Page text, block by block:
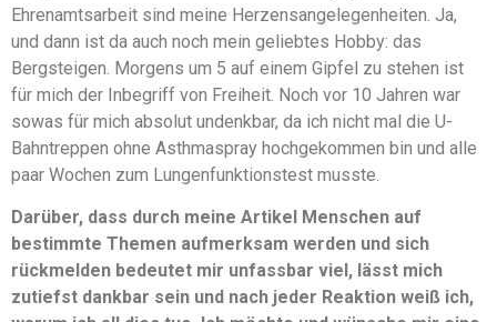
Ehrenamtsarbeit sind meine Herzensangelegenheiten. Ja,
und dann ist da auch noch mein geliebtes Hobby: das
Bergsteigen. Morgens um 5 auf einem Gipfel zu stehen ist
für mich der Inbegriff von Freiheit. Noch vor 10 Jahren war
sowas für mich absolut undenkbar, da ich nicht mal die U-
Bahntreppen ohne Asthmaspray hochgekommen bin und alle
paar Wochen zum Lungenfunktionstest musste.
Darüber, dass durch meine Artikel Menschen auf
bestimmte Themen aufmerksam werden und sich
rückmelden bedeutet mir unfassbar viel, lässt mich
zutiefst dankbar sein und nach jeder Reaktion weiß ich,